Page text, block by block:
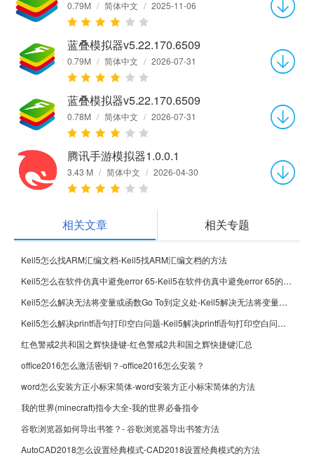
0.79M / 简体中文 / 2025-11-06
蓝叠模拟器v5.22.170.6509
0.79M / 简体中文 / 2026-07-31
蓝叠模拟器v5.22.170.6509
0.78M / 简体中文 / 2026-07-31
腾讯手游模拟器1.0.0.1
3.43 M / 简体中文 / 2026-04-30
相关文章 相关专题
Keil5怎么找ARM汇编文档-Keil5找ARM汇编文档的方法
Keil5怎么在软件仿真中避免error 65-Keil5在软件仿真中避免error 65的方法
Keil5怎么解决无法将变量或函数Go To到定义处-Keil5解决无法将变量或函数Go To到定义处的方法
Keil5怎么解决printf语句打印空白问题-Keil5解决printf语句打印空白问题的方法
红色警戒2共和国之辉快捷键-红色警戒2共和国之辉快捷键汇总
office2016怎么激活密钥？-office2016怎么安装？
word怎么安装方正小标宋简体-word安装方正小标宋简体的方法
我的世界(minecraft)指令大全-我的世界必备指令
谷歌浏览器如何导出书签？- 谷歌浏览器导出书签方法
AutoCAD2018怎么设置经典模式-CAD2018设置经典模式的方法